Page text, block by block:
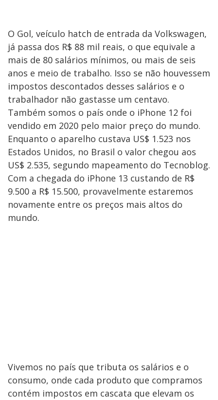
O Gol, veículo hatch de entrada da Volkswagen,
já passa dos R$ 88 mil reais, o que equivale a
mais de 80 salários mínimos, ou mais de seis
anos e meio de trabalho. Isso se não houvessem
impostos descontados desses salários e o
trabalhador não gastasse um centavo.
Também somos o país onde o iPhone 12 foi
vendido em 2020 pelo maior preço do mundo.
Enquanto o aparelho custava US$ 1.523 nos
Estados Unidos, no Brasil o valor chegou aos
US$ 2.535, segundo mapeamento do Tecnoblog.
Com a chegada do iPhone 13 custando de R$
9.500 a R$ 15.500, provavelmente estaremos
novamente entre os preços mais altos do
mundo.
Vivemos no país que tributa os salários e o
consumo, onde cada produto que compramos
contém impostos em cascata que elevam os